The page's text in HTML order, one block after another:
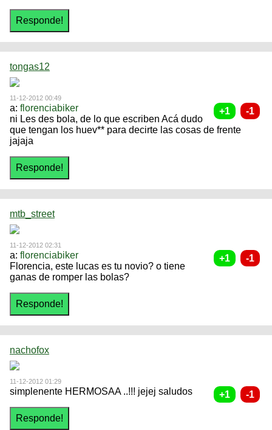
tongas12
11-12-2012 00:49
a: florenciabiker
ni Les des bola, de lo que escriben Acá dudo
que tengan los huev** para decirte las cosas de frente
jajaja
mtb_street
11-12-2012 02:31
a: florenciabiker
Florencia, este lucas es tu novio? o tiene
ganas de romper las bolas?
nachofox
11-12-2012 01:29
simplenente HERMOSAA ..!!! jejej saludos